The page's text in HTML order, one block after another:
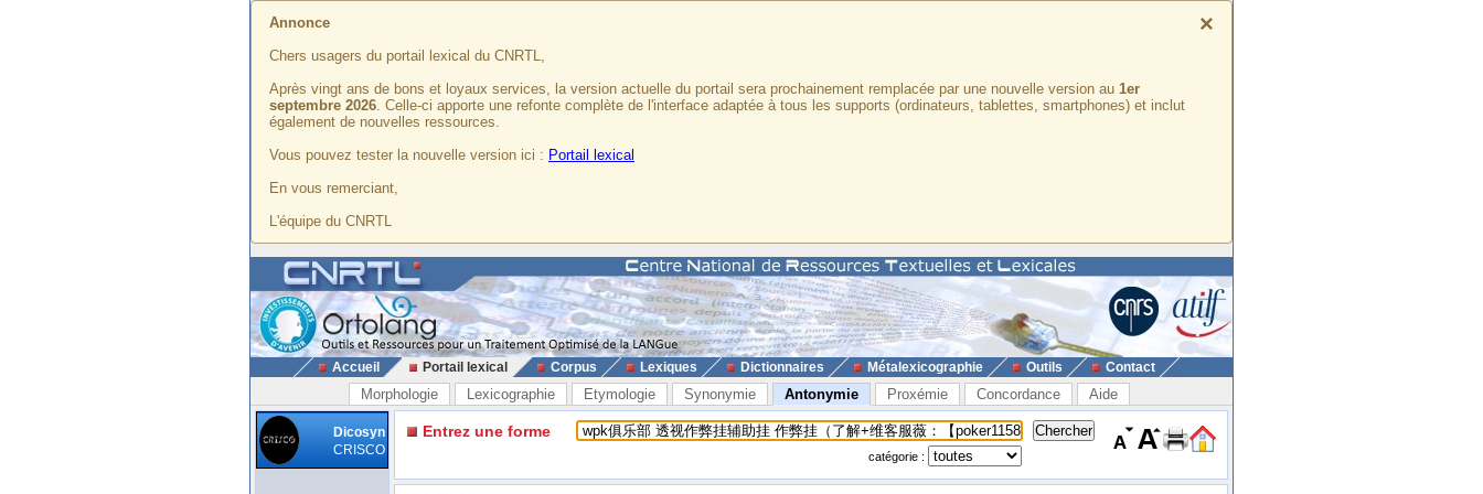
×
Annonce
Chers usagers du portail lexical du CNRTL,
Après vingt ans de bons et loyaux services, la version actuelle du portail sera prochainement remplacée par une nouvelle version au 1er
septembre 2026. Celle-ci apporte une refonte complète de l'interface adaptée à tous les supports (ordinateurs, tablettes, smartphones) et inclut
également de nouvelles ressources.
Vous pouvez tester la nouvelle version ici : Portail lexical
En vous remerciant,
L'équipe du CNRTL
Accueil Portail lexical Corpus Lexiques Dictionnaires Métalexicographie Outils Contact
Morphologie Lexicographie Etymologie Synonymie Antonymie Proxémie Concordance Aide
Dicosyn
CRISCO
Entrez une forme
catégorie :